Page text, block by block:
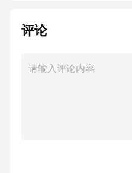
接关系到顾客的财产利
评论